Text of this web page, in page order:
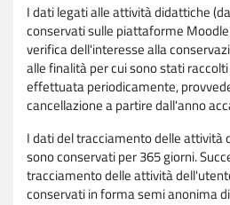
I dati legati alle attività didattiche
conservati sulle piattaforme
verifica dell'interesse alla
alle finalità per cui sono stati
effettuata periodicamente,
cancellazione a partire dall'anno
I dati del tracciamento delle attività
sono conservati per 365 giorni.
tracciamento delle attività
conservati in forma semi anonima